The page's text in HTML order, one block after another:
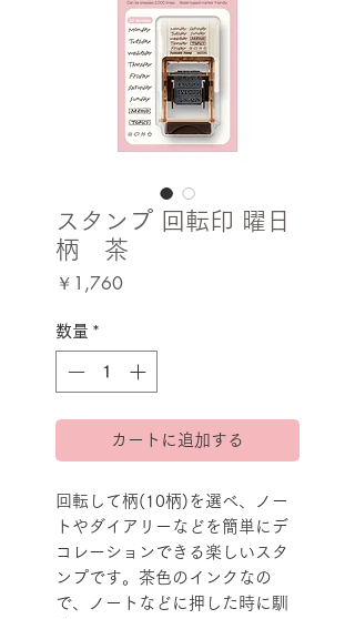
スタンプ 回転印 曜日
柄 茶
￥1,760価
数量 *
カートに追加する
回転して柄(10柄)を選べ、ノー
トやダイアリーなどを簡単にデ
コレーションできる楽しいスタ
ンプです。茶色のインクなの
で、ノートなどに押した時に馴